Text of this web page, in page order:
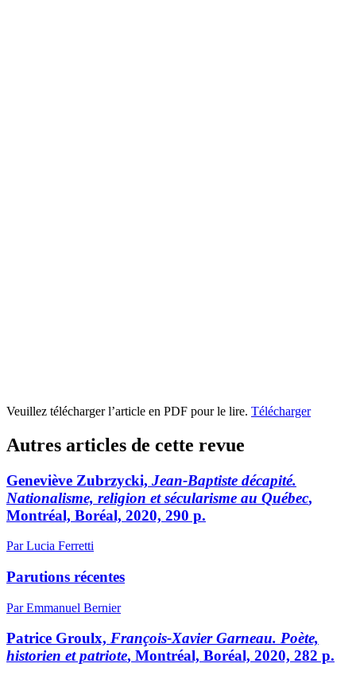
Veuillez télécharger l’article en PDF pour le lire. Télécharger
Autres articles de cette revue
Geneviève Zubrzycki, Jean-Baptiste décapité.
Nationalisme, religion et sécularisme au Québec,
Montréal, Boréal, 2020, 290 p.
Par Lucia Ferretti
Parutions récentes
Par Emmanuel Bernier
Patrice Groulx, François-Xavier Garneau. Poète,
historien et patriote, Montréal, Boréal, 2020, 282 p.